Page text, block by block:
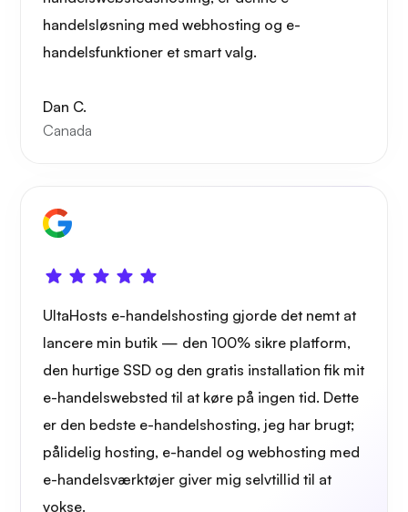
handelsløsning med webhosting og e-
handelsfunktioner et smart valg.
Dan C.
Canada
UltaHosts e-handelshosting gjorde det nemt at
lancere min butik — den 100% sikre platform,
den hurtige SSD og den gratis installation fik mit
e-handelswebsted til at køre på ingen tid. Dette
er den bedste e-handelshosting, jeg har brugt;
pålidelig hosting, e-handel og webhosting med
e-handelsværktøjer giver mig selvtillid til at
vokse.